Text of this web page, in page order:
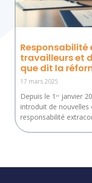
travailleurs et
que dit la
17 mars 2025
Depuis le 1ᵉʳ janvier
introduit de nouvelles
responsabilité